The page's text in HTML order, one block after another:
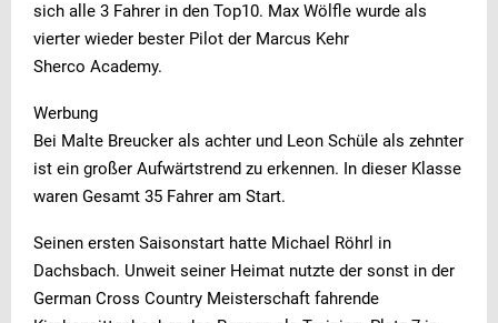
sich alle 3 Fahrer in den Top10. Max Wölfle wurde als
vierter wieder bester Pilot der Marcus Kehr
Sherco Academy.
Werbung
Bei Malte Breucker als achter und Leon Schüle als zehnter
ist ein großer Aufwärtstrend zu erkennen. In dieser Klasse
waren Gesamt 35 Fahrer am Start.
Seinen ersten Saisonstart hatte Michael Röhrl in
Dachsbach. Unweit seiner Heimat nutzte der sonst in der
German Cross Country Meisterschaft fahrende